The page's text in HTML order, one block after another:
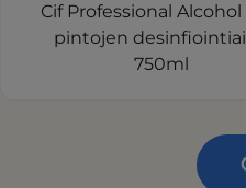
Cif Professional Alcohol
pintojen
750ml